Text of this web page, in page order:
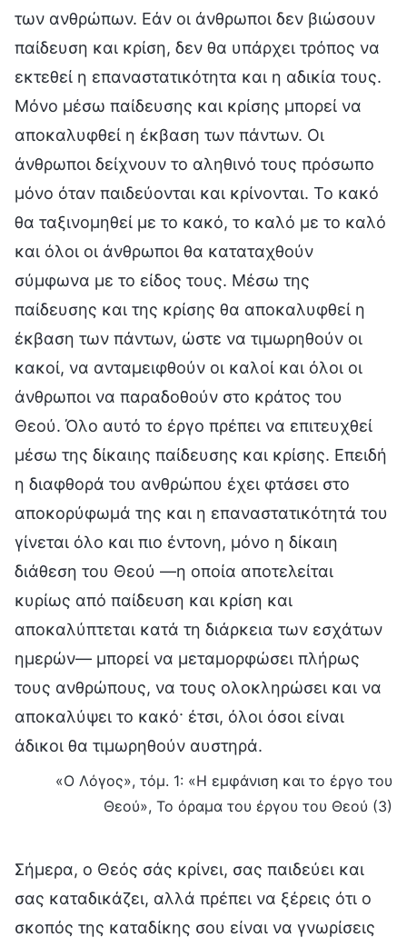
των ανθρώπων. Εάν οι άνθρωποι δεν βιώσουν
παίδευση και κρίση, δεν θα υπάρχει τρόπος να
εκτεθεί η επαναστατικότητα και η αδικία τους.
Μόνο μέσω παίδευσης και κρίσης μπορεί να
αποκαλυφθεί η έκβαση των πάντων. Οι
άνθρωποι δείχνουν το αληθινό τους πρόσωπο
μόνο όταν παιδεύονται και κρίνονται. Το κακό
θα ταξινομηθεί με το κακό, το καλό με το καλό
και όλοι οι άνθρωποι θα καταταχθούν
σύμφωνα με το είδος τους. Μέσω της
παίδευσης και της κρίσης θα αποκαλυφθεί η
έκβαση των πάντων, ώστε να τιμωρηθούν οι
κακοί, να ανταμειφθούν οι καλοί και όλοι οι
άνθρωποι να παραδοθούν στο κράτος του
Θεού. Όλο αυτό το έργο πρέπει να επιτευχθεί
μέσω της δίκαιης παίδευσης και κρίσης. Επειδή
η διαφθορά του ανθρώπου έχει φτάσει στο
αποκορύφωμά της και η επαναστατικότητά του
γίνεται όλο και πιο έντονη, μόνο η δίκαιη
διάθεση του Θεού —η οποία αποτελείται
κυρίως από παίδευση και κρίση και
αποκαλύπτεται κατά τη διάρκεια των εσχάτων
ημερών— μπορεί να μεταμορφώσει πλήρως
τους ανθρώπους, να τους ολοκληρώσει και να
αποκαλύψει το κακό· έτσι, όλοι όσοι είναι
άδικοι θα τιμωρηθούν αυστηρά.
«Ο Λόγος», τόμ. 1: «Η εμφάνιση και το έργο του
Θεού», Το όραμα του έργου του Θεού (3)
Σήμερα, ο Θεός σάς κρίνει, σας παιδεύει και
σας καταδικάζει, αλλά πρέπει να ξέρεις ότι ο
σκοπός της καταδίκης σου είναι να γνωρίσεις